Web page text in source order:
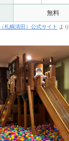
無料
札幌清田）公式サイト より